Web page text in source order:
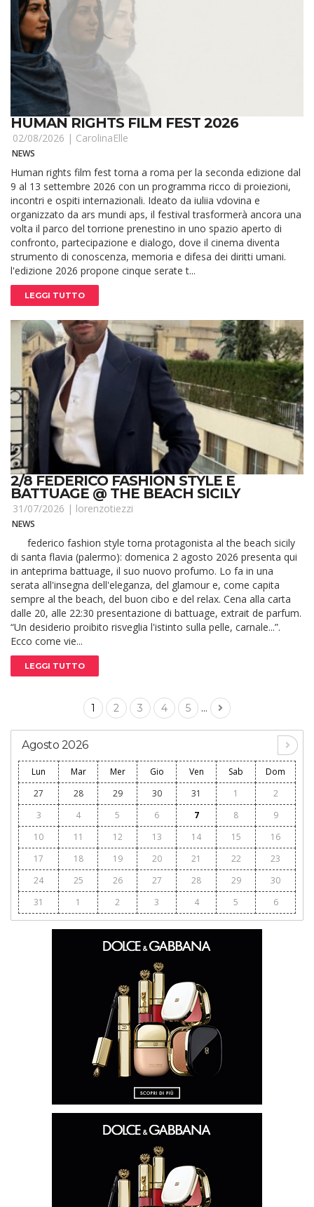
HUMAN RIGHTS FILM FEST 2026
02/08/2026 | CarolinaElle
NEWS
Human rights film fest torna a roma per la seconda edizione dal
9 al 13 settembre 2026 con un programma ricco di proiezioni,
incontri e ospiti internazionali. Ideato da iuliia vdovina e
organizzato da ars mundi aps, il festival trasformerà ancora una
volta il parco del torrione prenestino in uno spazio aperto di
confronto, partecipazione e dialogo, dove il cinema diventa
strumento di conoscenza, memoria e difesa dei diritti umani.
l'edizione 2026 propone cinque serate t...
LEGGI TUTTO
2/8 FEDERICO FASHION STYLE E
BATTUAGE @ THE BEACH SICILY
31/07/2026 | lorenzotiezzi
NEWS
federico fashion style torna protagonista al the beach sicily
di santa flavia (palermo): domenica 2 agosto 2026 presenta qui
in anteprima battuage, il suo nuovo profumo. Lo fa in una
serata all'insegna dell'eleganza, del glamour e, come capita
sempre al the beach, del buon cibo e del relax. Cena alla carta
dalle 20, alle 22:30 presentazione di battuage, extrait de parfum.
“Un desiderio proibito risveglia l'istinto sulla pelle, carnale...”.
Ecco come vie...
LEGGI TUTTO
1 2 3 4 5 ...
Agosto 2026
Lun Mar Mer Gio Ven Sab
Dom
27
28 29 30 31 1
2
3
4 5 6 7 8
9
10
11 12 13 14 15
16
17
18 19 20 21 22
23
24
25 26 27 28 29
30
31
1 2 3 4 5 6